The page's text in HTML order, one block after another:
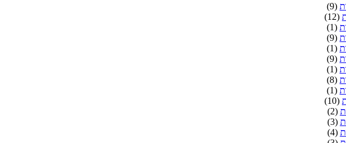
(9)
(12)
(1)
(9)
(1)
(9)
(1)
(8)
(1)
(10)
(2)
(3)
(4)